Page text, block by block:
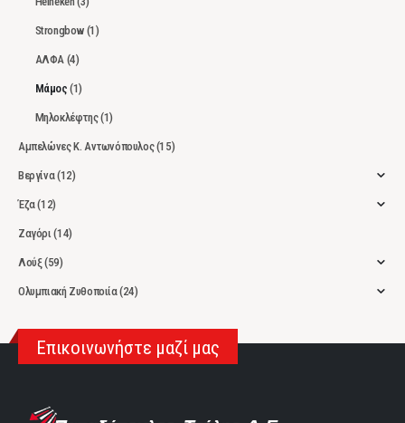
Strongbow (1)
ΑΛΦΑ (4)
Μάμος (1)
Μηλοκλέφτης(1)
Αμπελώνες Κ. Αντωνόπουλος(15)
Βεργίνα(12)
Έζα(12)
Ζαγόρι (14)
Λούξ(59)
Ολυμπιακή Ζυθοποιία(24)
Επικοινωνήστε μαζί μας